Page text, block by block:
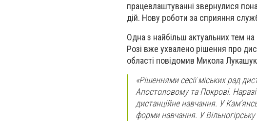
працевлаштуванні звернулися
дій. Нову роботи за сприяння
Одна з найбільш актуальних тем
Розі вже ухвалено рішення про
області повідомив Микола
«Рішеннями сесії міських рад
Апостоловому та Покрові.
дистанційне навчання. У
форми навчання. У